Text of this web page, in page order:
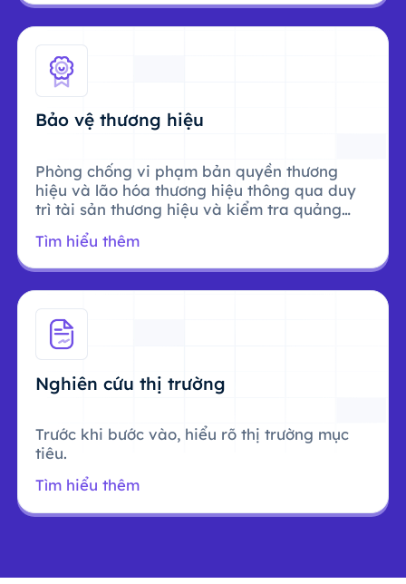
Bảo vệ thương hiệu
Phòng chống vi phạm bản quyền thương
hiệu và lão hóa thương hiệu thông qua duy
trì tài sản thương hiệu và kiểm tra quảng
Tìm hiểu thêm
Nghiên cứu thị trường
Trước khi bước vào, hiểu rõ thị trường mục
tiêu.
Tìm hiểu thêm